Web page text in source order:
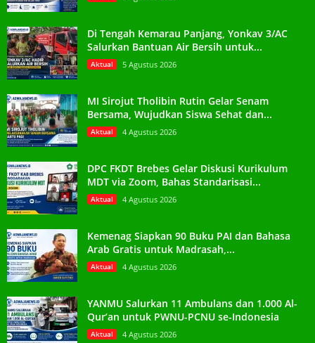
Di Tengah Kemarau Panjang, Yonkav 3/AC
Salurkan Bantuan Air Bersih untuk...
Aktual 5 Agustus 2026
MI Sirojut Tholibin Rutin Gelar Senam
Bersama, Wujudkan Siswa Sehat dan...
Aktual 4 Agustus 2026
DPC FKDT Brebes Gelar Diskusi Kurikulum
MDT via Zoom, Bahas Standarisasi...
Aktual 4 Agustus 2026
Kemenag Siapkan 90 Buku PAI dan Bahasa
Arab Gratis untuk Madrasah,...
Aktual 4 Agustus 2026
YANMU Salurkan 11 Ambulans dan 1.000 Al-
Qur’an untuk PWNU-PCNU se-Indonesia
Aktual 4 Agustus 2026